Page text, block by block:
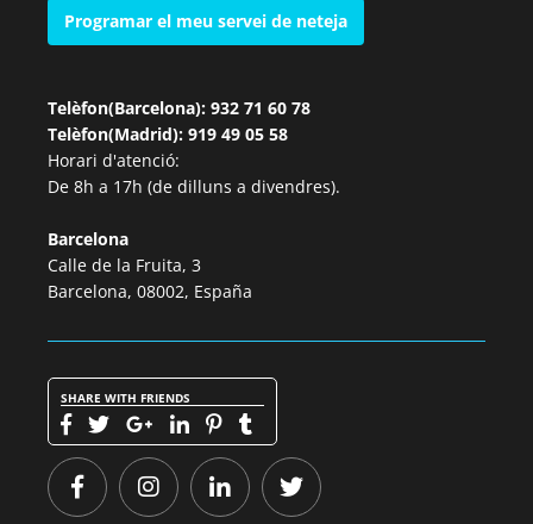
Programar el meu servei de neteja
Telèfon(Barcelona): 932 71 60 78
Telèfon(Madrid): 919 49 05 58
Horari d'atenció:
De 8h a 17h (de dilluns a divendres).
Barcelona
Calle de la Fruita, 3
Barcelona, 08002, España
SHARE WITH FRIENDS